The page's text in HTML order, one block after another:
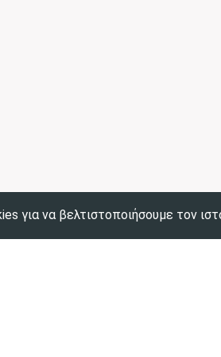
για να βελτιστοποιήσουμε τον